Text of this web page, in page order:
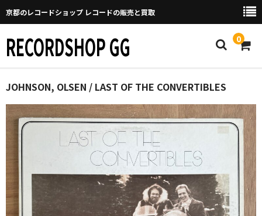
京都のレコードショップ レコードの販売と買取
RECORDSHOP GG 0
Home
マイページ
GGについて
買取について
取り置きなどについて
Categories
JOHNSON, OLSEN / LAST OF THE CONVERTIBLES